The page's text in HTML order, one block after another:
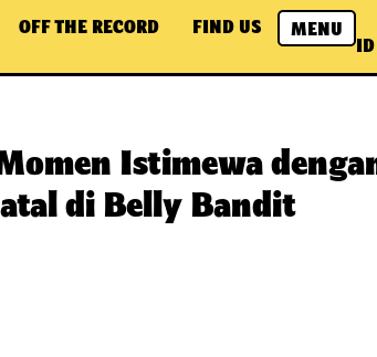
OFF THE RECORD FIND US MENU
ID
Istimewa
di Belly Bandit